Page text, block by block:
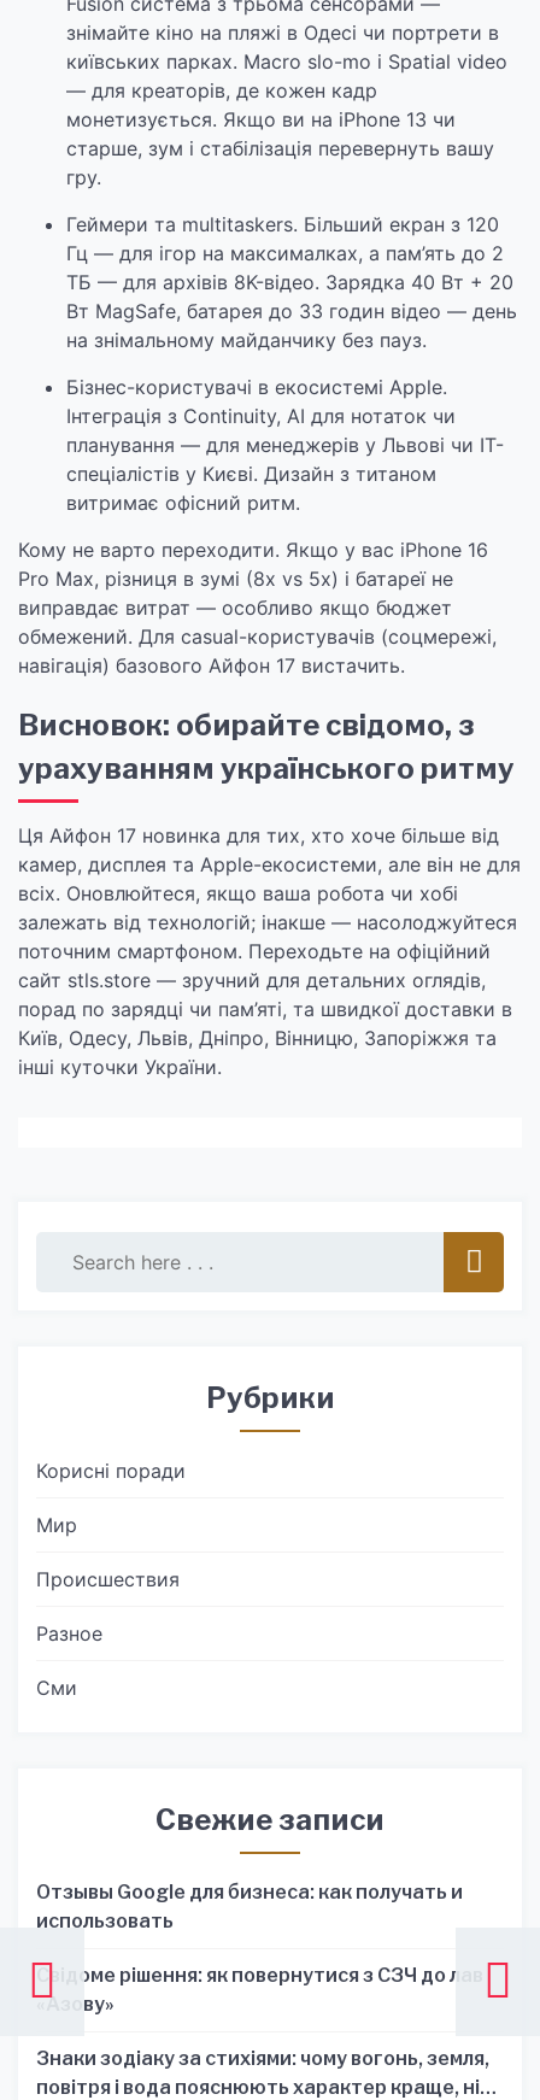
знімайте кіно на пляжі в Одесі чи портрети в
київських парках. Macro slo-mo і Spatial video
— для креаторів, де кожен кадр
монетизується. Якщо ви на iPhone 13 чи
старше, зум і стабілізація перевернуть вашу
гру.
Геймери та multitaskers. Більший екран з 120
Гц — для ігор на максималках, а пам’ять до 2
ТБ — для архівів 8K-відео. Зарядка 40 Вт + 20
Вт MagSafe, батарея до 33 годин відео — день
на знімальному майданчику без пауз.
Бізнес-користувачі в екосистемі Apple.
Інтеграція з Continuity, AI для нотаток чи
планування — для менеджерів у Львові чи IT-
спеціалістів у Києві. Дизайн з титаном
витримає офісний ритм.
Кому не варто переходити. Якщо у вас iPhone 16
Pro Max, різниця в зумі (8x vs 5x) і батареї не
виправдає витрат — особливо якщо бюджет
обмежений. Для casual-користувачів (соцмережі,
навігація) базового Айфон 17 вистачить.
Висновок: обирайте свідомо, з
урахуванням українського ритму
Ця Айфон 17 новинка для тих, хто хоче більше від
камер, дисплея та Apple-екосистеми, але він не для
всіх. Оновлюйтеся, якщо ваша робота чи хобі
залежать від технологій; інакше — насолоджуйтеся
поточним смартфоном. Переходьте на офіційний
сайт stls.store — зручний для детальних оглядів,
порад по зарядці чи пам’яті, та швидкої доставки в
Київ, Одесу, Львів, Дніпро, Вінницю, Запоріжжя та
інші куточки України.
Рубрики
Корисні поради
Мир
Происшествия
Разное
Сми
Свежие записи
Отзывы Google для бизнеса: как получать и
использовать
Свідоме рішення: як повернутися з СЗЧ до лав
«Азову»
Знаки зодіаку за стихіями: чому вогонь, земля,
повітря і вода пояснюють характер краще, ніж